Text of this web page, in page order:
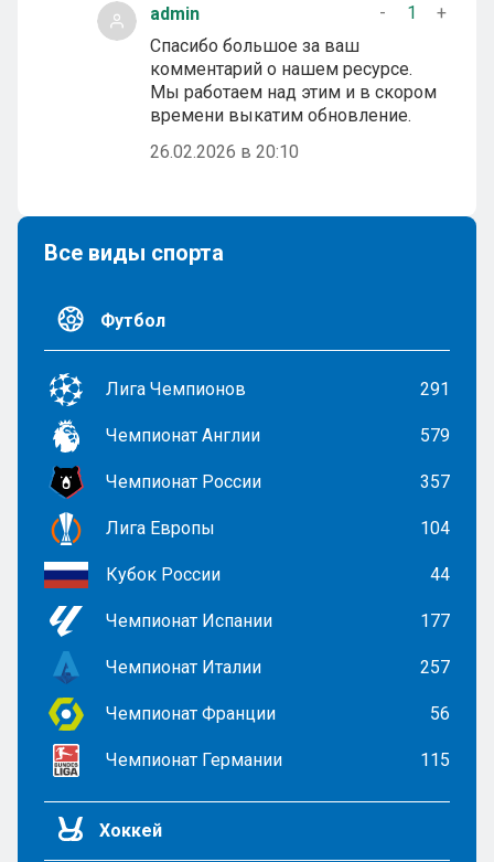
admin - 1
+
Спасибо большое за ваш
комментарий о нашем ресурсе.
Мы работаем над этим и в скором
времени выкатим обновление.
26.02.2026 в 20:10
Все виды спорта
Футбол
Лига Чемпионов 291
Чемпионат Англии 579
Чемпионат России 357
Лига Европы 104
Кубок России 44
Чемпионат Испании 177
Чемпионат Италии 257
Чемпионат Франции 56
Чемпионат Германии 115
Хоккей